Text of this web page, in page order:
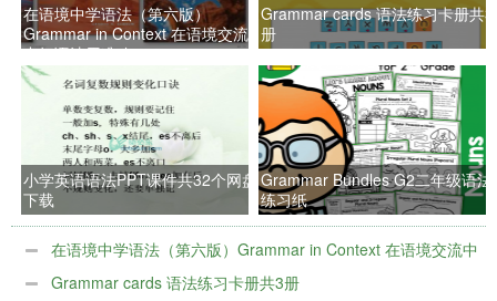
在语境中学语法（第六版）
Grammar in Context 在语境交流
中把语法用准确
Grammar cards 语法练习卡册共3
册
小学英语语法PPT课件共32个网盘
下载
Grammar Bundles G2二年级语法
练习纸
在语境中学语法（第六版）Grammar in Context 在语境交流中
把语法用准确
Grammar cards 语法练习卡册共3册